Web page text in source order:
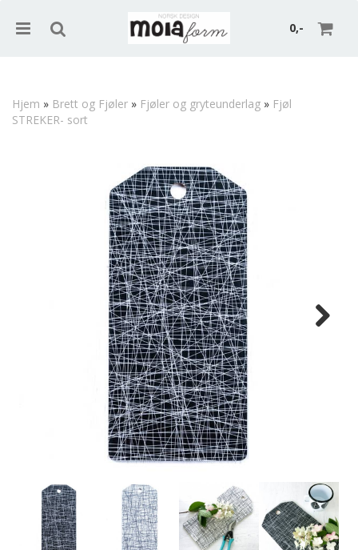
0,-
Hjem » Brett og Fjøler » Fjøler og gryteunderlag » Fjøl
STREKER- sort